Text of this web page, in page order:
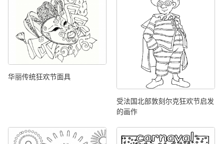
华丽传统狂欢节面具
受法国北部敦刻尔克狂欢节启发
的画作